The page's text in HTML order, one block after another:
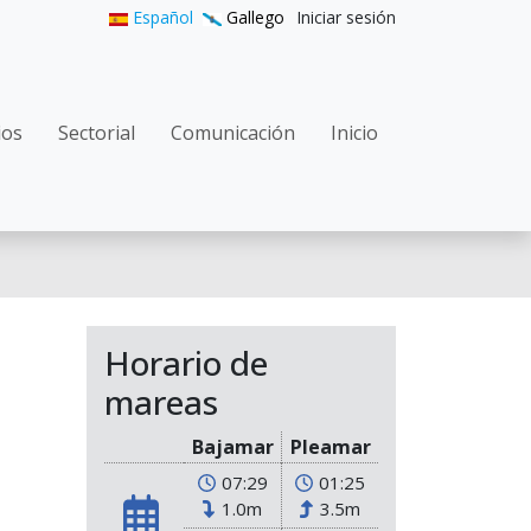
Español Gallego User
Iniciar sesión
Sectorial Comunicación Inicio
Horario de
mareas
Bajamar Pleamar
07:29
1.0m
01:25
3.5m